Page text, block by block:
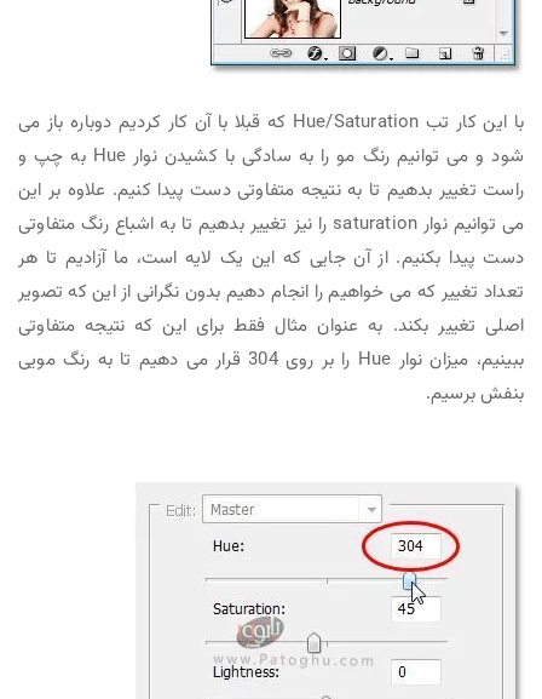
با این کار تب Hue/Saturation که قبلا با آن کار کردیم دوباره باز می
شود و می توانیم رنگ مو را به سادگی با کشیدن نوار Hue به چپ و
راست تغییر بدهیم تا به نتیجه متفاوتی دست پیدا کنیم. علاوه بر این
می توانیم نوار saturation را نیز تغییر بدهیم تا به اشباع رنگ متفاوتی
دست پیدا بکنیم. از آن جایی که این یک لایه است، ما آزادیم تا هر
تعداد تغییر که می خواهیم را انجام دهیم بدون نگرانی از این که تصویر
اصلی تغییر بکند. به عنوان مثال فقط برای این که نتیجه متفاوتی
ببینیم، میزان نوار Hue را بر روی 304 قرار می دهیم تا به رنگ مویی
بنفش برسیم.